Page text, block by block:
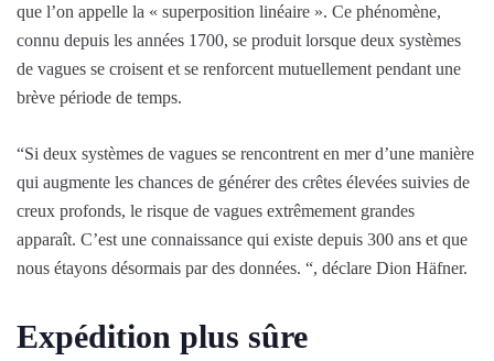
que l’on appelle la « superposition linéaire ». Ce phénomène,
connu depuis les années 1700, se produit lorsque deux systèmes
de vagues se croisent et se renforcent mutuellement pendant une
brève période de temps.
“Si deux systèmes de vagues se rencontrent en mer d’une manière
qui augmente les chances de générer des crêtes élevées suivies de
creux profonds, le risque de vagues extrêmement grandes
apparaît. C’est une connaissance qui existe depuis 300 ans et que
nous étayons désormais par des données. “, déclare Dion Häfner.
Expédition plus sûre